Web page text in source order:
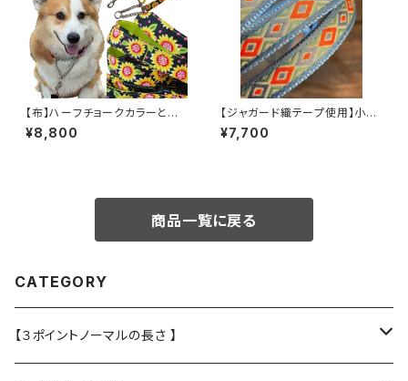
【布】ハーフチョークカラーとリ
ードのセット 送料無料★Mサイ
ズ ひまわり柄 中型犬用 ハー
¥8,800
【ジャガード織テープ使用】小型
犬用 Sサイズ ハーフチョークカ
ラーとリードのセット 裏テープ
¥7,700
商品一覧に戻る
CATEGORY
【３ポイントノーマルの長さ 】